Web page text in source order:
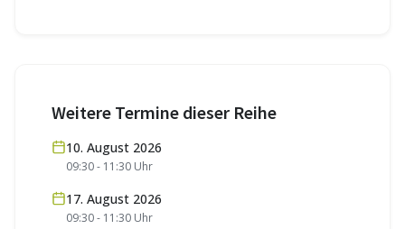
Weitere Termine dieser Reihe
10. August 2026
09:30- 11:30 Uhr
17. August 2026
09:30- 11:30 Uhr